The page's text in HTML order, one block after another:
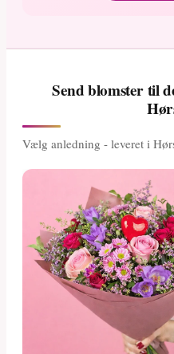
Send blomster til
Vælg anledning - leveret i